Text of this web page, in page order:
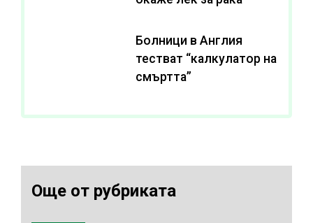
Болници в Англия
тестват “калкулатор на
смъртта”
Още от рубриката